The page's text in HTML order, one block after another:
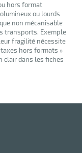
hors format
ou lourds
non mécanisable
transports. Exemple
fragilité nécessite
hors formats »
clair dans les fiches